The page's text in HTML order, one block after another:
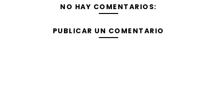
NO HAY COMENTARIOS:
PUBLICAR UN COMENTARIO